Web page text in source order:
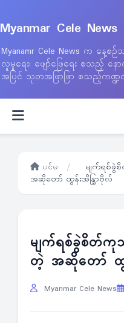
Myanmar Cele News
Myanamr Cele News က နေ့စဉ်သ
လူမှုရေး၊ ဖျော်ဖြေရေး စသည့် န
အပြင် သုတအဖြာဖြာ စသည့်ကဏ္
ပင်မ /
မျက်ရစ်ခွဲ
အဆိုတော် ထွန်းအိန္ဒြာဗိုလ်
မျက်ရစ်ခွဲစိတ်ကု
တဲ့ အဆိုတော် ထွန်
Myanmar Cele News